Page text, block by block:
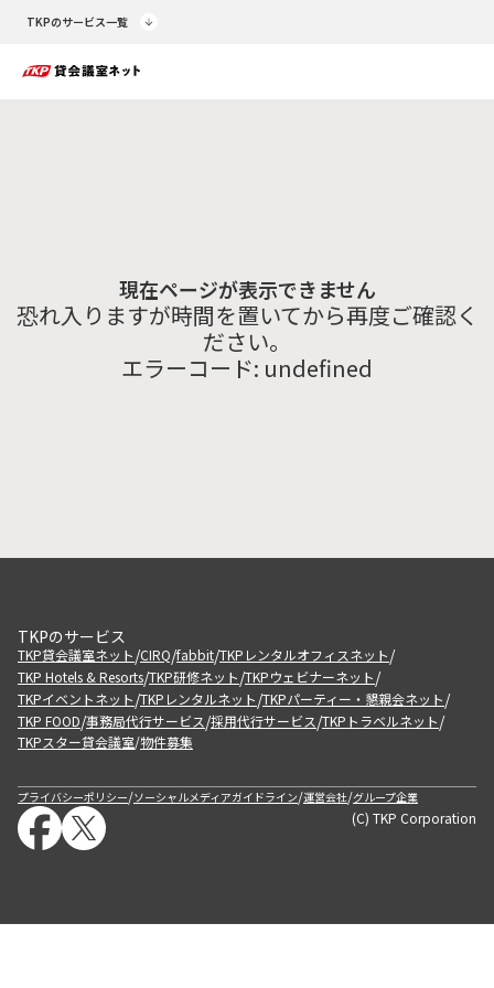
TKPのサービス一覧
現在ページが表示できません
恐れ入りますが時間を置いてから再度ご確認く
ださい。
エラーコード: undefined
TKPのサービス
TKP貸会議室ネット/CIRQ/fabbit/TKPレンタルオフィスネット/
TKP Hotels & Resorts/TKP研修ネット/TKPウェビナーネット/
TKPイベントネット/TKPレンタルネット/TKPパーティー・懇親会ネット/
TKP FOOD/事務局代行サービス/採用代行サービス/TKPトラベルネット/
TKPスター貸会議室/物件募集
プライバシーポリシー/ソーシャルメディアガイドライン/運営会社/グループ企業
(C) TKP Corporation